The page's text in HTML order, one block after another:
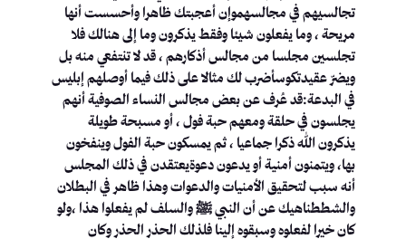
تجالسيهم في مجالسهموإن أعجبتك ظاهرا وأحسست أنها
مريحة ، وما يفعلون شيئا وفقط يذكرون وما إلى هنالك فلا
تجلسين مجلسا من مجالس أذكارهم ، قد لا تنتفعي منه بل
ويضرّ عقيدتكوسأضرب لك مثالا على ذلك فيما أوصلهم إبليس
في البدعة:قد عُرف عن بعض مجالس النساء الصوفية أنهم
يجلسون في حلقة ومعهم حبة فول ، أو مسبحة طويلة
يذكرون الله ذكرا جماعيا ، ثم يمسكون حبة الفول وينفخون
بها، ويتمنون أمنية أو يدعون دعوةيعتقدن في ذلك المجلس
أنه سبب لتحقيق الأمنيات والدعوات وهذا ظاهر في البطلان
والشططناهيك عن أن النبي ﷺ والسلف لم يفعلوا هذا ،ولو
كان خيرا لفعلوه وسبقوه إلينا فلذلك الحذر الحذر وكان